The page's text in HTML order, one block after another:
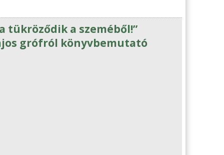
tükröződik a szeméből!”
grófról könyvbemutató